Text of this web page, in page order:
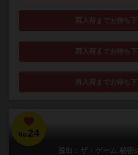
再入荷までお待ち
再入荷までお待ち
再入荷までお待ち
No.24
脱出：ザ・ゲーム 秘密